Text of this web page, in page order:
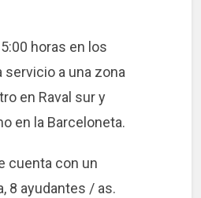
horas en los
a una zona
en Raval sur y
en la Barceloneta.
cuenta con un
8 ayudantes / as.